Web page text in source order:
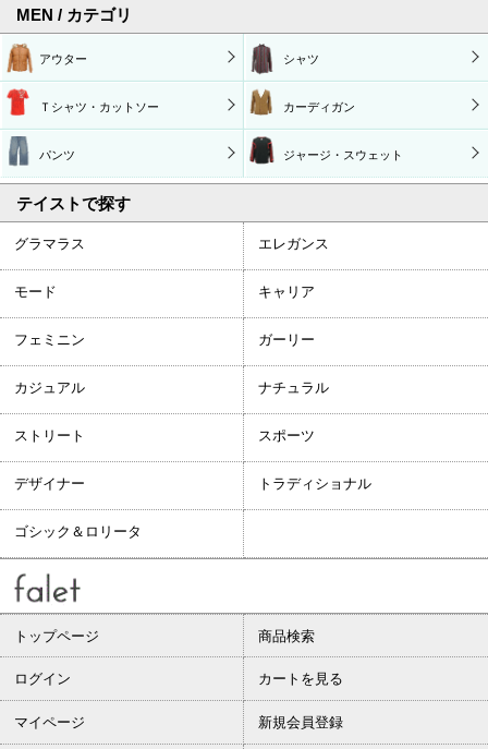
MEN / カテゴリ
アウター シャツ
Ｔシャツ・カットソー カーディガン
パンツ ジャージ・スウェット
テイストで探す
グラマラス エレガンス
モード キャリア
フェミニン ガーリー
カジュアル ナチュラル
ストリート スポーツ
デザイナー トラディショナル
ゴシック＆ロリータ
トップページ 商品検索
ログイン カートを見る
マイページ 新規会員登録